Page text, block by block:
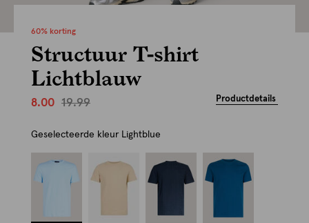
60% korting
Structuur T-shirt
Lichtblauw
8.00 19.99 Productdetails
Geselecteerde kleur Lightblue